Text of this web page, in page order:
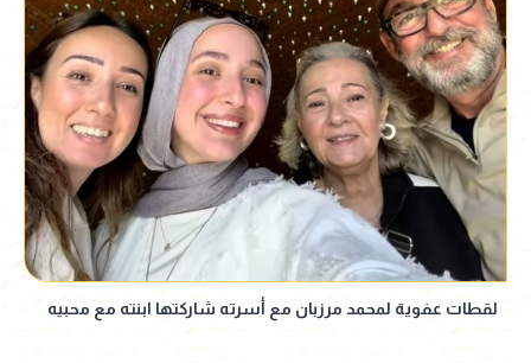
لقطات عفوية لمحمد مرزبان مع أسرته شاركتها ابنته مع محبيه